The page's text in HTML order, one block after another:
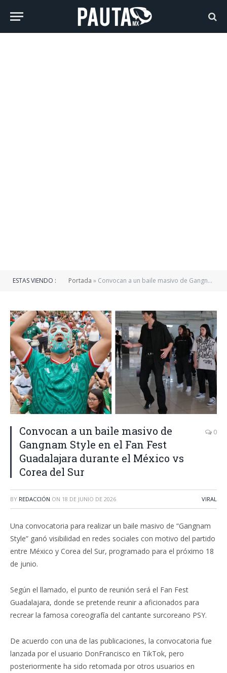
ESTAS VIENDO : Portada » Convocan a un baile masivo de Gangnam Style en el Fan Fest Guadalajara durante el México vs Corea del Sur
Convocan a un baile masivo de
Gangnam Style en el Fan Fest
Guadalajara durante el México vs
Corea del Sur
0
BY REDACCIÓN ON 18 DE JUNIO DE 2026 VIRAL
Una convocatoria para realizar un baile masivo de “Gangnam
Style” ganó visibilidad en redes sociales con motivo del partido
entre México y Corea del Sur, programado para el próximo 18
de junio.
Según el llamado, el punto de reunión será el Fan Fest
Guadalajara, donde se pretende reunir a aficionados para
recrear la famosa coreografía del cantante surcoreano PSY.
De acuerdo con una de las publicaciones, la convocatoria fue
lanzada por el usuario DonFrancisco en TikTok, pero
posteriormente ha sido retomada por otros usuarios en